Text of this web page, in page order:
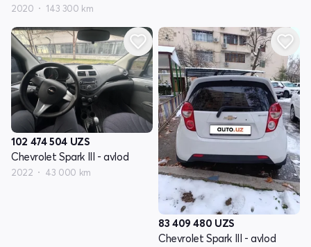
2020 143 300 km
102 474 504 UZS
Chevrolet Spark III - avlod
2022 43 000 km
83 409 480 UZS
Chevrolet Spark III - avlod